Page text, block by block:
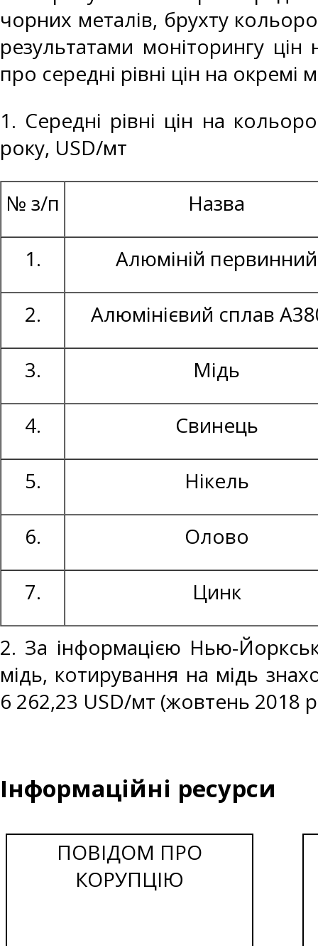
чорних металів, брухту
результатами моніторингу
про середні рівні цін на окремі
1. Середні рівні цін на
року, USD/мт
№ з/п Назва
1. Алюміній первинний
2. Алюмінієвий сплав
3. Мідь
4. Свинець
5. Нікель
6. Олово
7. Цинк
2. За інформацією Нью-
мідь, котирування на мідь
6 262,23 USD/мт (жовтень 2018
Інформаційні ресурси
ПОВІДОМ ПРО
КОРУПЦІЮ